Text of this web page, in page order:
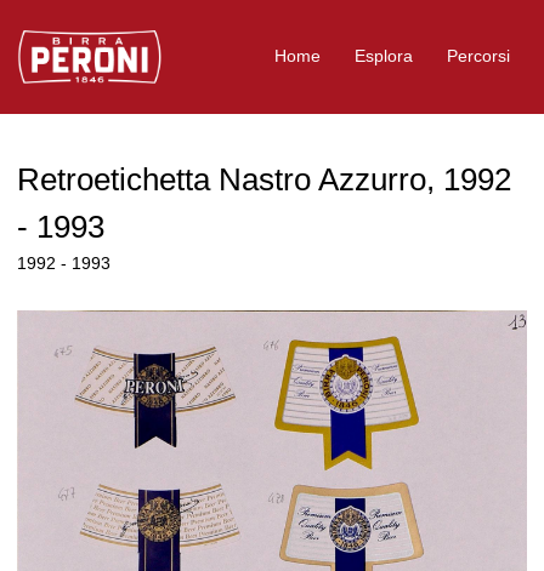
Logo Birra Peroni
Home Esplora Percorsi
Retroetichetta Nastro Azzurro, 1992
- 1993
1992 - 1993